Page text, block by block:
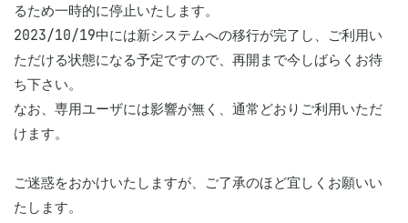
るため一時的に停止いたします。
2023/10/19中には新システムへの移行が完了し、ご利用い
ただける状態になる予定ですので、再開まで今しばらくお待
ち下さい。
なお、専用ユーザには影響が無く、通常どおりご利用いただ
けます。
ご迷惑をおかけいたしますが、ご了承のほど宜しくお願いい
たします。